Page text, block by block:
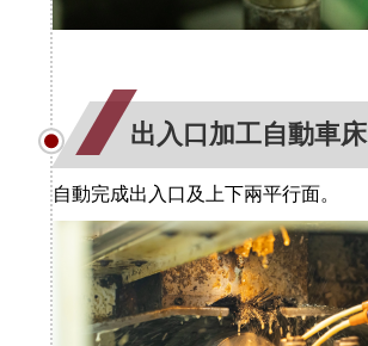
出入口加工自動車床
自動完成出入口及上下兩平行面。